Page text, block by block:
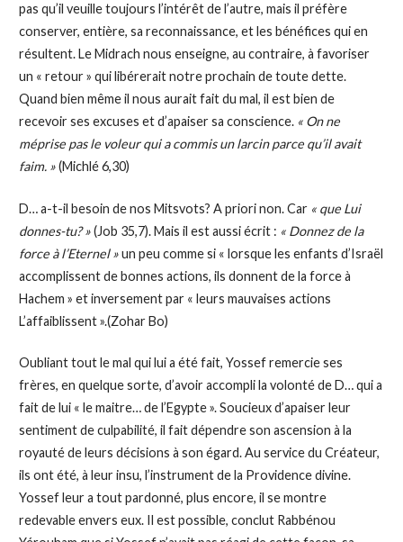
pas qu’il veuille toujours l’intérêt de l’autre, mais il préfère
conserver, entière, sa reconnaissance, et les bénéfices qui en
résultent. Le Midrach nous enseigne, au contraire, à favoriser
un « retour » qui libérerait notre prochain de toute dette.
Quand bien même il nous aurait fait du mal, il est bien de
recevoir ses excuses et d’apaiser sa conscience. « On ne
méprise pas le voleur qui a commis un larcin parce qu’il avait
faim. »(Michlé 6,30)
D… a-t-il besoin de nos Mitsvots? A priori non. Car « que Lui
donnes-tu? »(Job 35,7). Mais il est aussi écrit : « Donnez de la
force à l’Eternel »un peu comme si « lorsque les enfants d’Israël
accomplissent de bonnes actions, ils donnent de la force à
Hachem » et inversement par « leurs mauvaises actions
L’affaiblissent ».(Zohar Bo)
Oubliant tout le mal qui lui a été fait, Yossef remercie ses
frères, en quelque sorte, d’avoir accompli la volonté de D… qui a
fait de lui « le maitre… de l’Egypte ». Soucieux d’apaiser leur
sentiment de culpabilité, il fait dépendre son ascension à la
royauté de leurs décisions à son égard. Au service du Créateur,
ils ont été, à leur insu, l’instrument de la Providence divine.
Yossef leur a tout pardonné, plus encore, il se montre
redevable envers eux. Il est possible, conclut Rabbénou